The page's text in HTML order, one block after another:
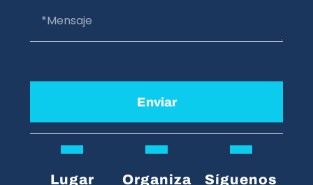
Enviar
Lugar Organiza
Síguenos